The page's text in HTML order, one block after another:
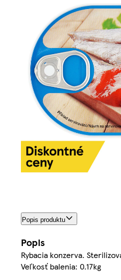
Popis produktu
Popis
Rybacia konzerva.
Veľkosť balenia: 0.17kg